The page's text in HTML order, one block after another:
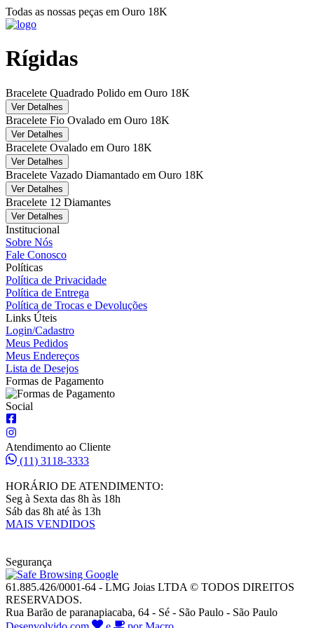
Todas as nossas peças em Ouro 18K
Rígidas
Bracelete Quadrado Polido em Ouro 18K
Ver Detalhes
Bracelete Fio Ovalado em Ouro 18K
Ver Detalhes
Bracelete Ovalado em Ouro 18K
Ver Detalhes
Bracelete Vazado Diamantado em Ouro 18K
Ver Detalhes
Bracelete 12 Diamantes
Ver Detalhes
Institucional
Sobre Nós
Fale Conosco
Políticas
Política de Privacidade
Política de Entrega
Política de Trocas e Devoluções
Links Úteis
Login/Cadastro
Meus Pedidos
Meus Endereços
Lista de Desejos
Formas de Pagamento
Social
Atendimento ao Cliente
(11) 3118-3333
HORÁRIO DE ATENDIMENTO:
Seg à Sexta das 8h às 18h
Sáb das 8h até às 13h
MAIS VENDIDOS
Segurança
61.885.426/0001-64 - LMG Joias LTDA © TODOS DIREITOS
RESERVADOS.
Rua Barão de paranapiacaba, 64 - Sé - São Paulo - São Paulo